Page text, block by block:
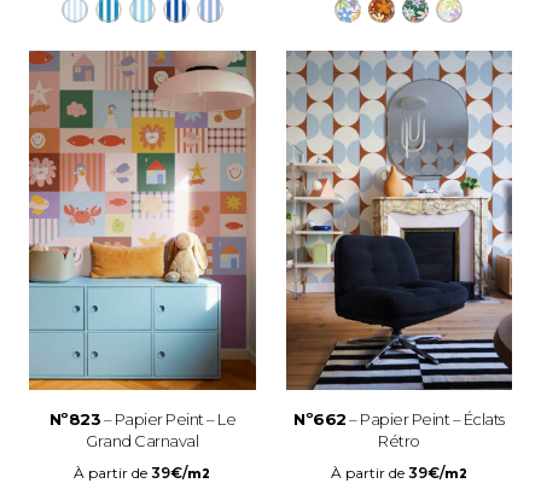
Nº823– Papier Peint – Le
Grand Carnaval
À partir de39€/m2
Nº662– Papier Peint – Éclats
Rétro
À partir de 39€/m2